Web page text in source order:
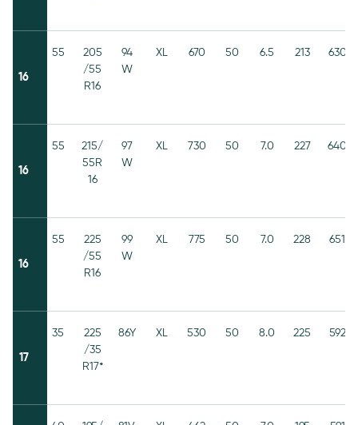
16
55
205
/55
R16
94
W
XL 670 50 6.5 213 630
16
55
215/
55R
16
97
W
XL 730 50 7.0 227 640
16
55
225
/55
R16
99
W
XL 775 50 7.0 228 651
17
35
225
/35
R17*
86Y XL 530 50 8.0 225 592